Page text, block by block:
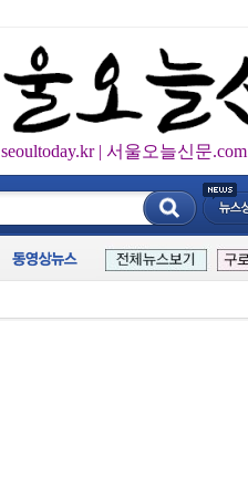
seoultoday.kr | 서울오늘신문.com